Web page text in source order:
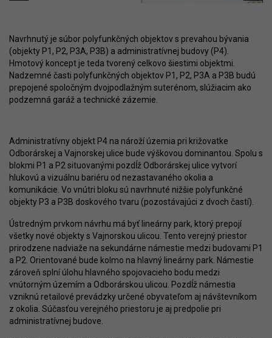
Navrhnutý je súbor polyfunkčných objektov s prevahou bývania
(objekty P1, P2, P3A, P3B) a administratívnej budovy (P4).
Hmotový koncept je teda tvorený celkovo šiestimi objektmi.
Nadzemné časti polyfunkčných objektov P1, P2, P3A a P3B budú
prepojené spoločným dvojpodlažným suterénom, slúžiacim ako
podzemná garáž a technické zázemie.
Administratívny objekt P4 na nároží územia pri križovatke
Odborárskej a Vajnorskej ulice bude výškovou dominantou. Spolu s
blokmi P1 a P2 situovanými pozdĺž Odborárskej ulice vytvorí
hlukovú a vizuálnu bariéru od nezastavaného okolia a
komunikácie. Vo vnútri bloku sú navrhnuté nižšie polyfunkčné
objekty P3 a P3B doskového tvaru (pozostávajúci z dvoch častí).
Ústredným prvkom návrhu má byť lineárny park, ktorý prepojí
všetky nové objekty s Vajnorskou ulicou. Tento verejný priestor
prirodzene nadviaže na sekundárne námestie medzi budovami P1
a P2. Orientované bude kolmo na hlavný lineárny park. Námestie
zároveň splní úlohu hlavného spojovacieho bodu medzi
vnútorným územím a Odborárskou ulicou. Pozdĺž námestia
vzniknú retailové prevádzky určené obyvateľom aj návštevníkom
z okolia. Súčasťou verejného priestoru je aj predpolie pri
administratívnej budove.